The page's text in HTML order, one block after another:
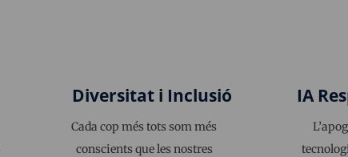
Diversitat i Inclusió
Cada cop més tots som més
conscients que les nostres
IA